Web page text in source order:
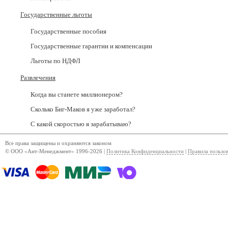
Государственные льготы
Государственные пособия
Государственные гарантии и компенсации
Льготы по НДФЛ
Развлечения
Когда вы станете миллионером?
Сколько Биг-Маков я уже заработал?
С какой скоростью я зарабатываю?
Все права защищены и охраняются законом
© ООО «Ант-Менеджмент» 1996-2026 | Политика Конфиденциальности Правила